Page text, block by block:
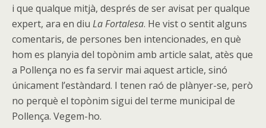
i que qualque mitjà, després de ser avisat per qualque
expert, ara en diu La Fortalesa. He vist o sentit alguns
comentaris, de persones ben intencionades, en què
hom es planyia del topònim amb article salat, atès que
a Pollença no es fa servir mai aquest article, sinó
únicament l’estàndard. I tenen raó de plànyer-se, però
no perquè el topònim sigui del terme municipal de
Pollença. Vegem-ho.